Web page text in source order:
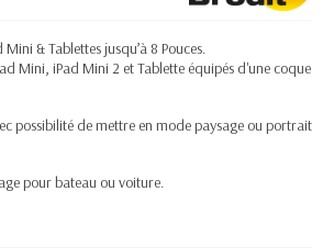
& Tablettes jusqu’à 8 Pouces.
Mini, iPad Mini 2 et Tablette équipés d'une coque
possibilité de mettre en mode paysage ou portrait
pour bateau ou voiture.